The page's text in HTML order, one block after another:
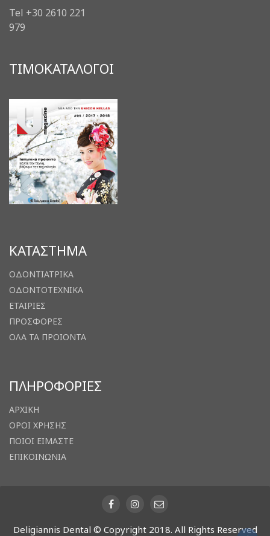
Tel +30 2610 221
979
ΤΙΜΟΚΑΤΑΛΟΓΟΙ
ΚΑΤΑΣΤΗΜΑ
ΟΔΟΝΤΙΑΤΡΙΚΑ
ΟΔΟΝΤΟΤΕΧΝΙΚΑ
ΕΤΑΙΡΙΕΣ
ΠΡΟΣΦΟΡΕΣ
ΟΛΑ ΤΑ ΠΡΟΙΟΝΤΑ
ΠΛΗΡΟΦΟΡΙΕΣ
ΑΡΧΙΚΗ
ΟΡΟΙ ΧΡΗΣΗΣ
ΠΟΙΟΙ ΕΙΜΑΣΤΕ
ΕΠΙΚΟΙΝΩΝΙΑ
Deligiannis Dental © Copyright 2018. All Rights Reserved